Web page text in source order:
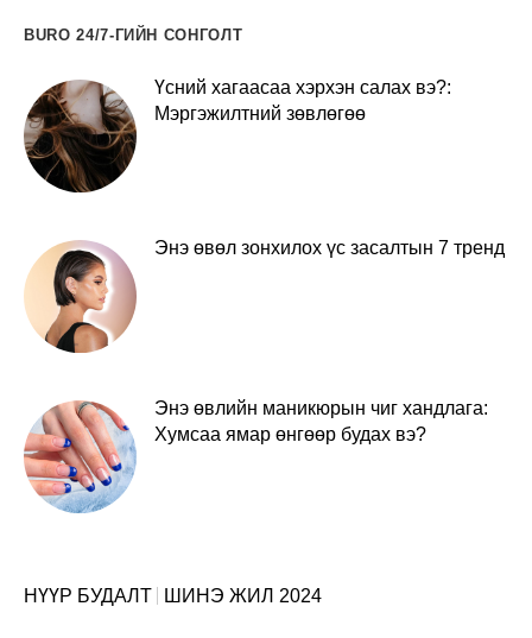
BURO 24/7-ГИЙН СОНГОЛТ
Үсний хагаасаа хэрхэн салах вэ?:
Мэргэжилтний зөвлөгөө
Энэ өвөл зонхилох үс засалтын 7 тренд
Энэ өвлийн маникюрын чиг хандлага:
Хумсаа ямар өнгөөр будах вэ?
НҮҮР БУДАЛТ ШИНЭ ЖИЛ 2024